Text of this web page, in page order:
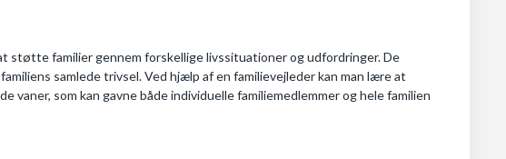
støtte familier gennem forskellige livssituationer og udfordringer. De
samlede trivsel. Ved hjælp af en familievejleder kan man lære at
som kan gavne både individuelle familiemedlemmer og hele familien